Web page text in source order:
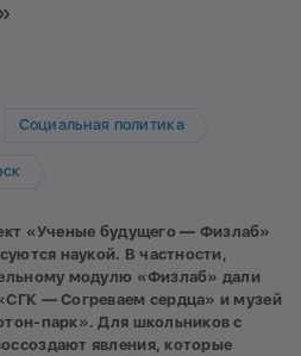
Социальная политика
«Ученые будущего — Физлаб»
наукой. В частности,
модулю «Физлаб» дали
— Согреваем сердца» и музей
парк». Для школьников с
явления, которые